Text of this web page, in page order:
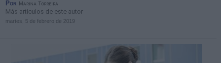
Por Marina Torreira
Más artículos de este autor
martes, 5 de febrero de 2019